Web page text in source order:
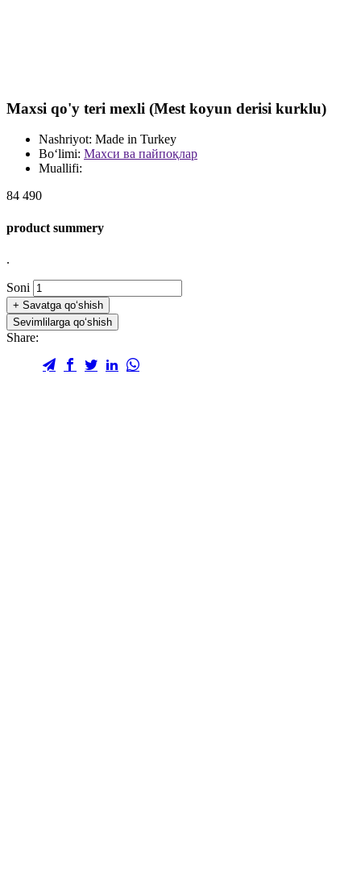
Maxsi qo'y teri mexli (Mest koyun derisi kurklu)
Nashriyot: Made in Turkey
Bo‘limi: Махси ва пайпоқлар
Muallifi:
84 490
product summery
.
Soni
+ Savatga qo‘shish
Sevimlilarga qo‘shish
Share: